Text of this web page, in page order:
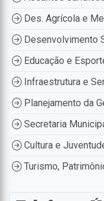
Des. Agrícola e
Desenvolvimento
Educação e
Infraestrutura e
Planejamento da
Secretaria
Cultura e
Turismo,